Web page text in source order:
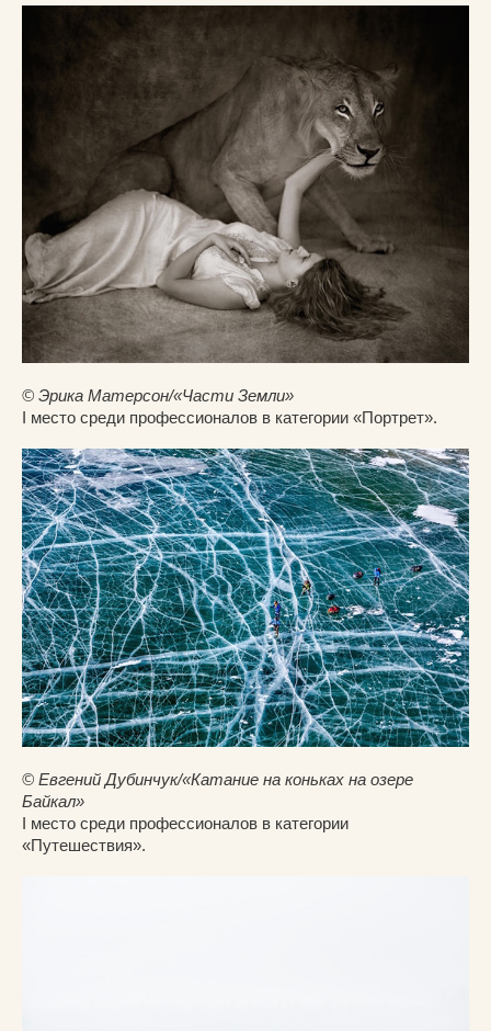
© Эрика Матерсон/«Части Земли»
I место среди профессионалов в категории «Портрет».
© Евгений Дубинчук/«Катание на коньках на озере
Байкал»
I место среди профессионалов в категории
«Путешествия».